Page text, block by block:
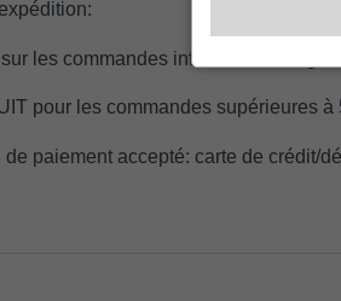
les commandes inférieures ou
pour les commandes supérieures à
de paiement accepté: carte de crédit/